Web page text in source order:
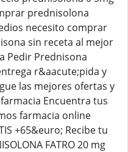
prednisolona
necesito comprar
sin receta al mejor
Pedir Prednisona
r&aacute;pida y
las mejores ofertas y
Encuentra tus
farmacia online
+65&euro; Recibe tu
FATRO 20 mg